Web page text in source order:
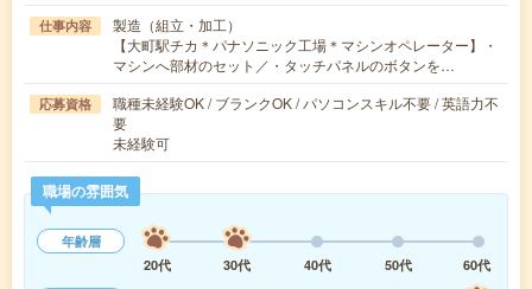
仕事内容
製造（組立・加工）
【大町駅チカ＊パナソニック工場＊マシンオペレーター】・
マシンへ部材のセット／・タッチパネルのボタンを…
応募資格
職種未経験OK / ブランクOK / パソコンスキル不要 / 英語力不
要
未経験可
職場の雰囲気
年齢層
20代
30代 40代 50代
60代